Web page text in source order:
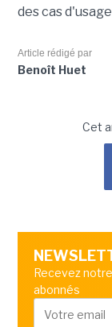
des cas
Article rédigé par
Benoît Huet
Cet
Recevez
abonnés